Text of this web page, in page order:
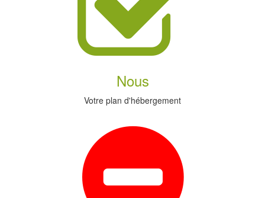
Nous
Votre plan d'hébergement